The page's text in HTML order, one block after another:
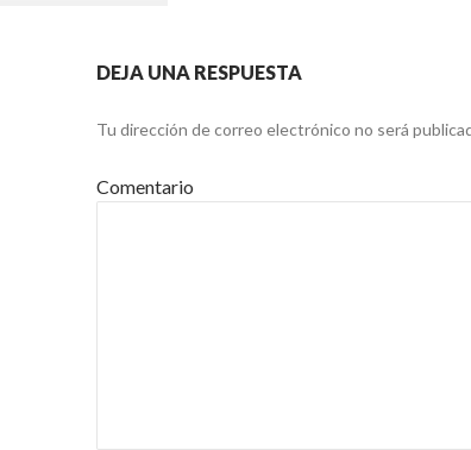
DEJA UNA RESPUESTA
Tu dirección de correo electrónico no será
Comentario